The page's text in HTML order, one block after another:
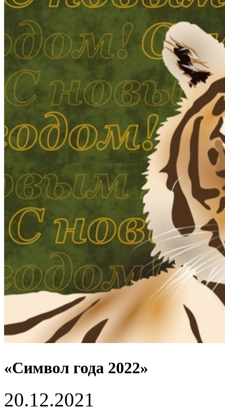
«Символ года 2022»
20.12.2021